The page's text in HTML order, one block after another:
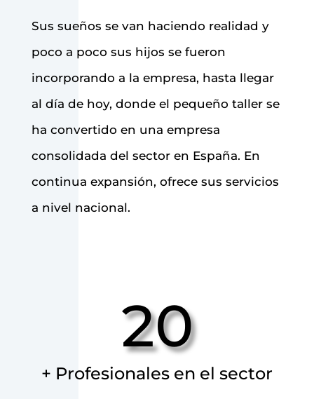
Sus sueños se van haciendo realidad y
poco a poco sus hijos se fueron
incorporando a la empresa, hasta llegar
al día de hoy, donde el pequeño taller se
ha convertido en una empresa
consolidada del sector en España. En
continua expansión, ofrece sus servicios
a nivel nacional.
20
+ Profesionales en el sector